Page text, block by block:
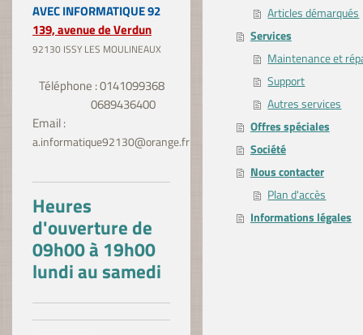
AVEC INFORMATIQUE 92
139, avenue de Verdun
92130 ISSY LES MOULINEAUX
Téléphone : 0141099368
0689436400
Email :
a.informatique92130@orange.fr
Heures
d'ouverture de
09h00 à 19h00
lundi au samedi
Articles démarqués
Services
Maintenance et
Support
Autres services
Offres spéciales
Société
Nous contacter
Plan d'accès
Informations légales